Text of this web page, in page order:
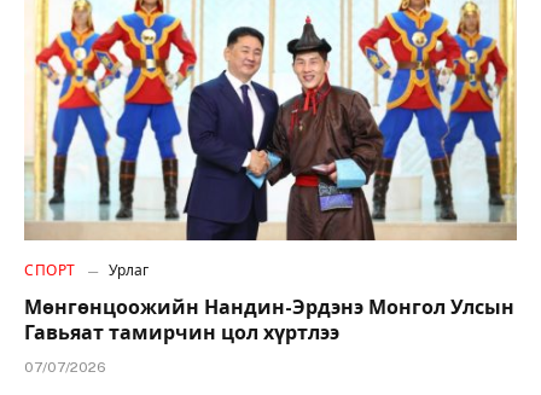
СПОРТ Урлаг
Мөнгөнцоожийн Нандин-Эрдэнэ Монгол Улсын
Гавьяат тамирчин цол хүртлээ
07/07/2026